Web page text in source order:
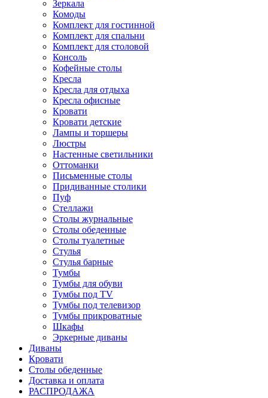
Зеркала
Комоды
Комплект для гостинной
Комплект для спальни
Комплект для столовой
Консоль
Кофейные столы
Кресла
Кресла для отдыха
Кресла офисные
Кровати
Кровати детские
Лампы и торшеры
Люстры
Настенные светильники
Оттоманки
Письменные столы
Придиванные столики
Пуф
Стеллажи
Столы журнальные
Столы обеденные
Столы туалетные
Стулья
Стулья барные
Тумбы
Тумбы для обуви
Тумбы под TV
Тумбы под телевизор
Тумбы прикроватные
Шкафы
Эркерные диваны
Диваны
Кровати
Столы обеденные
Доставка и оплата
РАСПРОДАЖА